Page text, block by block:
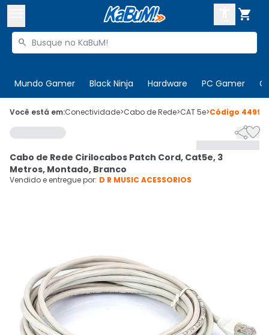

Buscar produtos

Mundo Gamer Black Ninja Hardware PC Gamer
 Olá. Acesse sua conta
 Departamentos
Cupons
CADASTRE-SE
Você está em:Conectividade>Cabo de Rede>CAT 5e>Código

Cabo de Rede Cirilocabos Patch Cord, Cat5e, 3
Metros, Montado, Branco
Vendido e entregue por: D R MUSIC ACESSORIOS